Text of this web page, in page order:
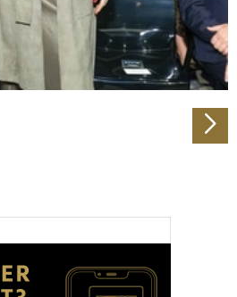
um Inhalte und Anzeigen zu
für soziale Medien anbieten
auf unsere Website zu
geben wir Informationen zu Ihrer
an unsere Partner für
und Analysen weiter. Unsere
möglicherweise mit